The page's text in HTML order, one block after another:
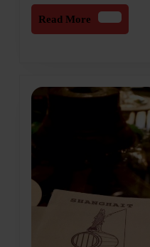
Read More
Read
More